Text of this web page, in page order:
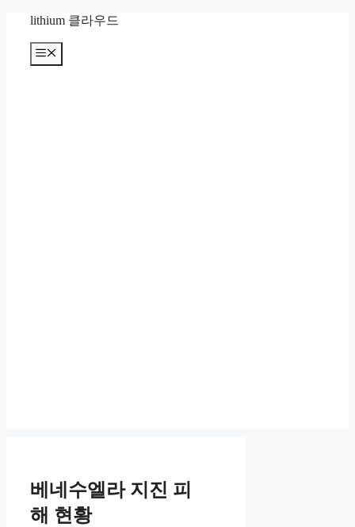
lithium 클라우드
메
뉴
베네수엘라 지진 피
해 현황